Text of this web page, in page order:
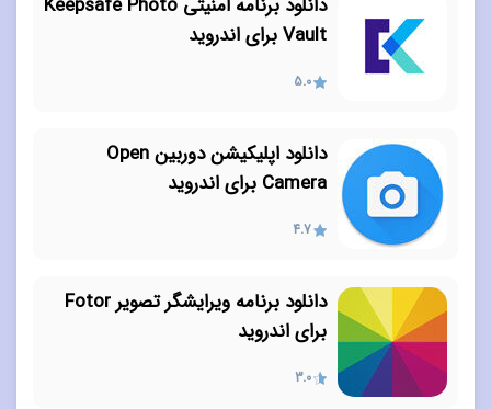
دانلود برنامه امنیتی Keepsafe Photo
Vault برای اندروید
5.0
دانلود اپلیکیشن دوربین Open
Camera برای اندروید
4.7
دانلود برنامه ویرایشگر تصویر Fotor
برای اندروید
3.0